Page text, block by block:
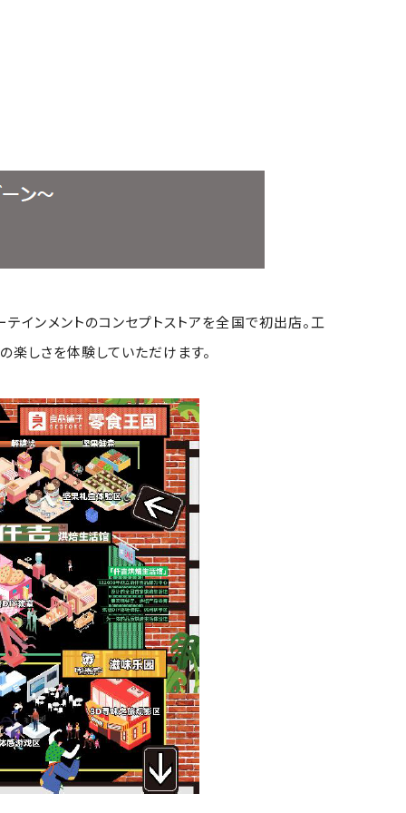
インメントのコンセプトストアを全国で初出店。工
楽しさを体験していただけます。